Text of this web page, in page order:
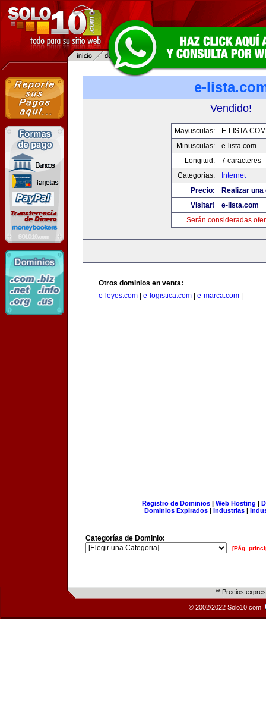
e-
Vendido!
Mayusculas:
E-LISTA.COM
Minusculas:
e-lista.com
Longitud:
7 caracteres
Categorias:
Internet
Precio:
Realizar
Visitar!
e-lista.com
Serán consideradas
Otros dominios en venta:
e-leyes.com
e-logistica.com e-marca.com
Registro de Dominios| Web Hosting |
Dominios Expirados | Industrias |
Categorías de Dominio:
[Pág.
** Precios
© 2002/2022 Solo10.com